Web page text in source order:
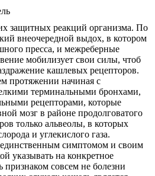
защитных реакций организма. По
внеочередной выдох, в котором
пресса, и межреберные
мобилизует свои силы, чтоб
кашлевых рецепторов.
протяжении начиная с
терминальными бронхами,
рецепторами, которые
мозг в районе продолговатого
только альвеолы, в которых
и углекислого газа.
симптомом и своим
указывать на конкретное
признаком совсем не болезни